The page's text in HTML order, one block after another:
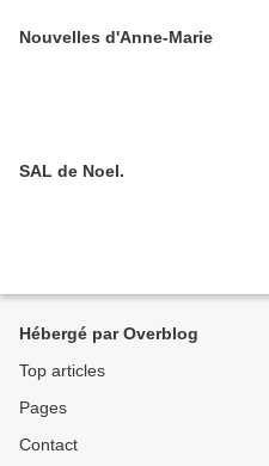
Nouvelles d'Anne-Marie
SAL de Noel.
Hébergé par Overblog
Top articles
Pages
Contact